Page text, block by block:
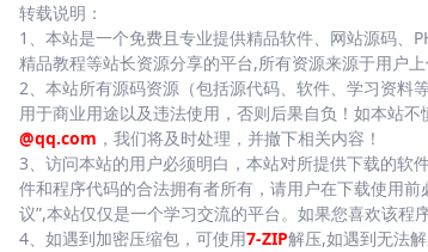
转载说明：
1、本站是一个免费且专业提供精品软件、网站源码、
精品教程等站长资源分享的平台,所有资源来源于用户
2、本站所有源码资源（包括源代码、软件、学习资料
用于商业用途以及违法使用，否则后果自负！如本站不
@qq.com ，我们将及时处理，并撤下相关内容！
3、访问本站的用户必须明白，本站对所提供下载的软
件和程序代码的合法拥有者所有，请用户在下载使用
议”,本站仅仅是一个学习交流的平台。如果您喜欢该程
4、如遇到加密压缩包，可使用7-ZIP解压,如遇到无法